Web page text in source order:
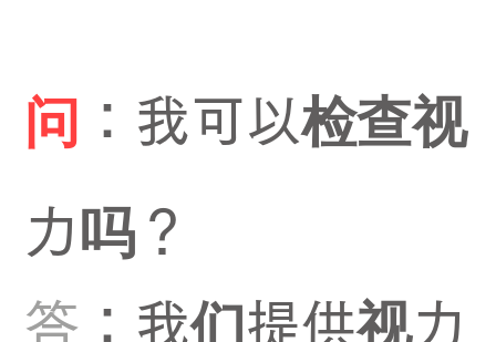
问 ：我可以检查视
力吗？
答 ：我们提供视力